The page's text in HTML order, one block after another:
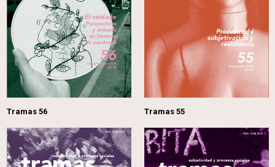
Tramas 56 Tramas 55